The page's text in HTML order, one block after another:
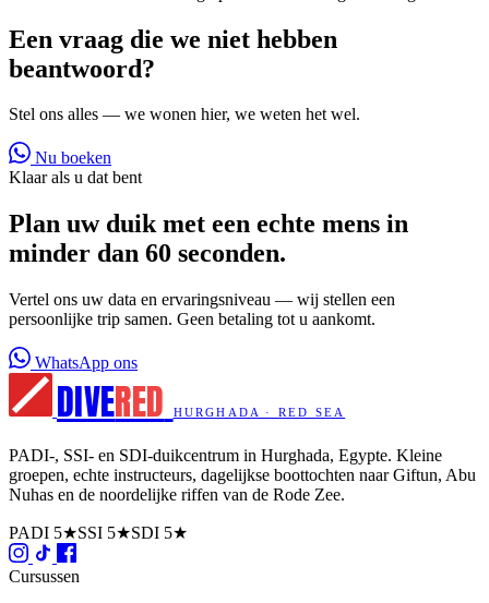
Een vraag die we niet hebben
beantwoord?
Stel ons alles — we wonen hier, we weten het wel.
Nu boeken
Klaar als u dat bent
Plan uw duik met een echte mens in
minder dan 60 seconden.
Vertel ons uw data en ervaringsniveau — wij stellen een
persoonlijke trip samen. Geen betaling tot u aankomt.
WhatsApp ons
DIVERED HURGHADA · RED SEA
PADI-, SSI- en SDI-duikcentrum in Hurghada, Egypte. Kleine
groepen, echte instructeurs, dagelijkse boottochten naar Giftun, Abu
Nuhas en de noordelijke riffen van de Rode Zee.
PADI 5★SSI 5★SDI 5★
Cursussen